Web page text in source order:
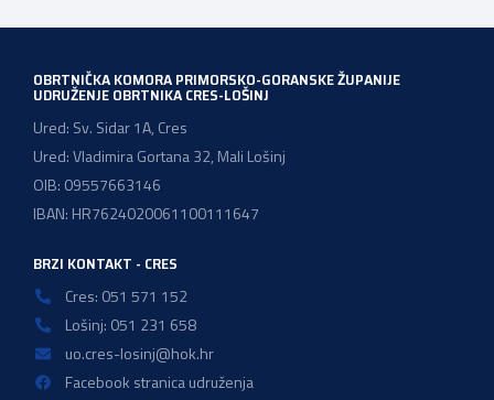
OBRTNIČKA KOMORA PRIMORSKO-GORANSKE ŽUPANIJE
UDRUŽENJE OBRTNIKA CRES-LOŠINJ
Ured: Sv. Sidar 1A, Cres
Ured: Vladimira Gortana 32, Mali Lošinj
OIB: 09557663146
IBAN: HR7624020061100111647
BRZI KONTAKT - CRES
Cres: 051 571 152
Lošinj: 051 231 658
uo.cres-losinj@hok.hr
Facebook stranica udruženja